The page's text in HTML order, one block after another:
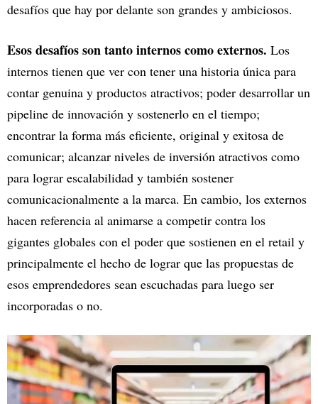
desafíos que hay por delante son grandes y ambiciosos.
Esos desafíos son tanto internos como externos. Los
internos tienen que ver con tener una historia única para
contar genuina y productos atractivos; poder desarrollar un
pipeline de innovación y sostenerlo en el tiempo;
encontrar la forma más eficiente, original y exitosa de
comunicar; alcanzar niveles de inversión atractivos como
para lograr escalabilidad y también sostener
comunicacionalmente a la marca. En cambio, los externos
hacen referencia al animarse a competir contra los
gigantes globales con el poder que sostienen en el retail y
principalmente el hecho de lograr que las propuestas de
esos emprendedores sean escuchadas para luego ser
incorporadas o no.